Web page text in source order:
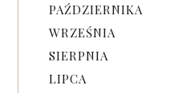
PAŹDZIERNIKA
WRZEŚNIA
SIERPNIA
LIPCA